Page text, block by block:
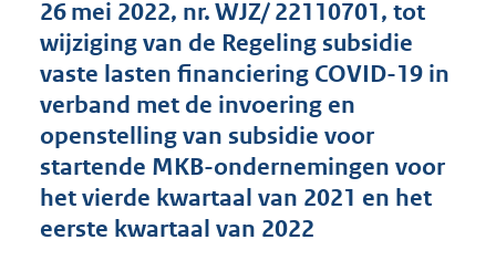
g
o
o
t
t
e
:
2
,
4
26 mei 2022, nr. WJZ/ 22110701, tot
wijziging van de Regeling subsidie
vaste lasten financiering COVID-19 in
verband met de invoering en
openstelling van subsidie voor
startende MKB-ondernemingen voor
het vierde kwartaal van 2021 en het
eerste kwartaal van 2022